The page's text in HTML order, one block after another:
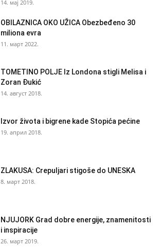
14. мај 2019.
OBILAZNICA OKO UŽICA Obezbeđeno 30
miliona evra
11. март 2022.
TOMETINO POLJE Iz Londona stigli Melisa i
Zoran Đukić
14. август 2018.
Izvor života i bigrene kade Stopića pećine
19. април 2018.
ZLAKUSA: Crepuljari stigoše do UNESKA
8. март 2018.
NJUJORK Grad dobre energije, znamenitosti
i inspiracije
26. март 2019.